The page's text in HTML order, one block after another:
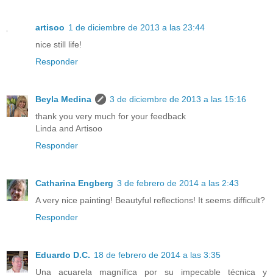
artisoo 1 de diciembre de 2013 a las 23:44
nice still life!
Responder
Beyla Medina
3 de diciembre de 2013 a las 15:16
thank you very much for your feedback
Linda and Artisoo
Responder
Catharina Engberg 3 de febrero de 2014 a las 2:43
A very nice painting! Beautyful reflections! It seems difficult?
Responder
Eduardo D.C. 18 de febrero de 2014 a las 3:35
Una acuarela magnífica por su impecable técnica y